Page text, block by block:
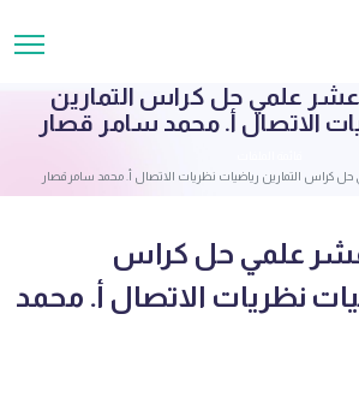
عشر علمي حل كراس التمارين
الاتصال أ. محمد سامر قصار
كراس التمارين رياضيات نظريات الاتصال أ. محمد سامر قصار
عشر علمي حل كراس
نظريات الاتصال أ. محمد